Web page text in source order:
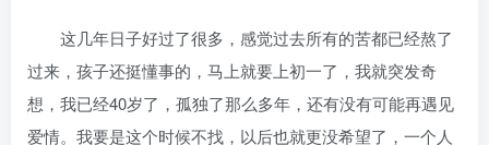
这几年日子好过了很多，感觉过去所有的苦都已经熬了
过来，孩子还挺懂事的，马上就要上初一了，我就突发奇
想，我已经40岁了，孤独了那么多年，还有没有可能再遇见
爱情。我要是这个时候不找，以后也就更没希望了，一个人